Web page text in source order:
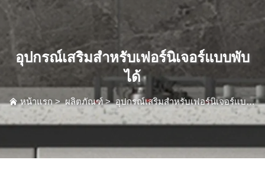
อุปกรณ์เสริมสำหรับเฟอร์นิเจอร์แบบพับ
ได้
หน้าแรก>ผลิตภัณฑ์>อุปกรณ์เสริมสำหรับเฟอร์นิเจอร์แบบพับได้